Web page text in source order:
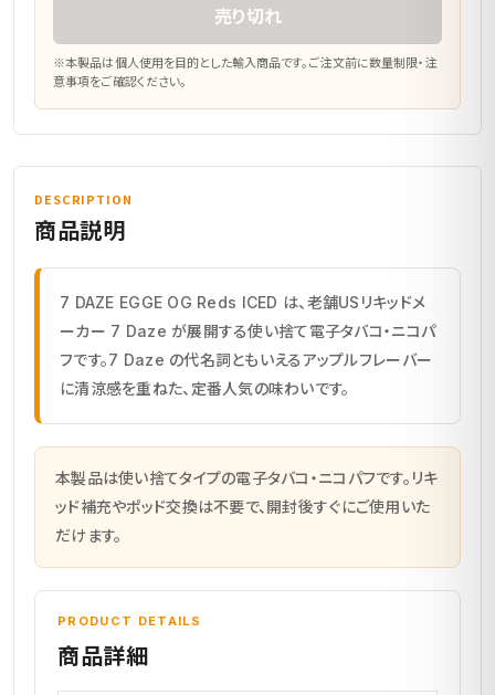
売り切れ
※本製品は個人使用を目的とした輸入商品です。ご注文前に数量制限・注
意事項をご確認ください。
DESCRIPTION
商品説明
7 DAZE EGGE OG Reds ICED は、老舗USリキッドメ
ーカー 7 Daze が展開する使い捨て電子タバコ・ニコパ
フです。7 Daze の代名詞ともいえるアップルフレーバー
に清涼感を重ねた、定番人気の味わいです。
本製品は使い捨てタイプの電子タバコ・ニコパフです。リキ
ッド補充やポッド交換は不要で、開封後すぐにご使用いた
だけます。
PRODUCT DETAILS
商品詳細